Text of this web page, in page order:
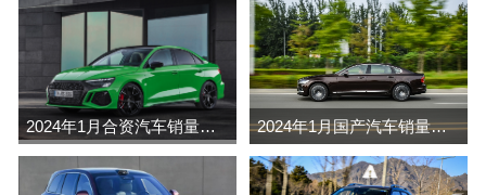
2024年1月合资汽车销量排行榜完整版名单(零售量 2024年1月国产汽车销量排行榜完整版名单(零售量